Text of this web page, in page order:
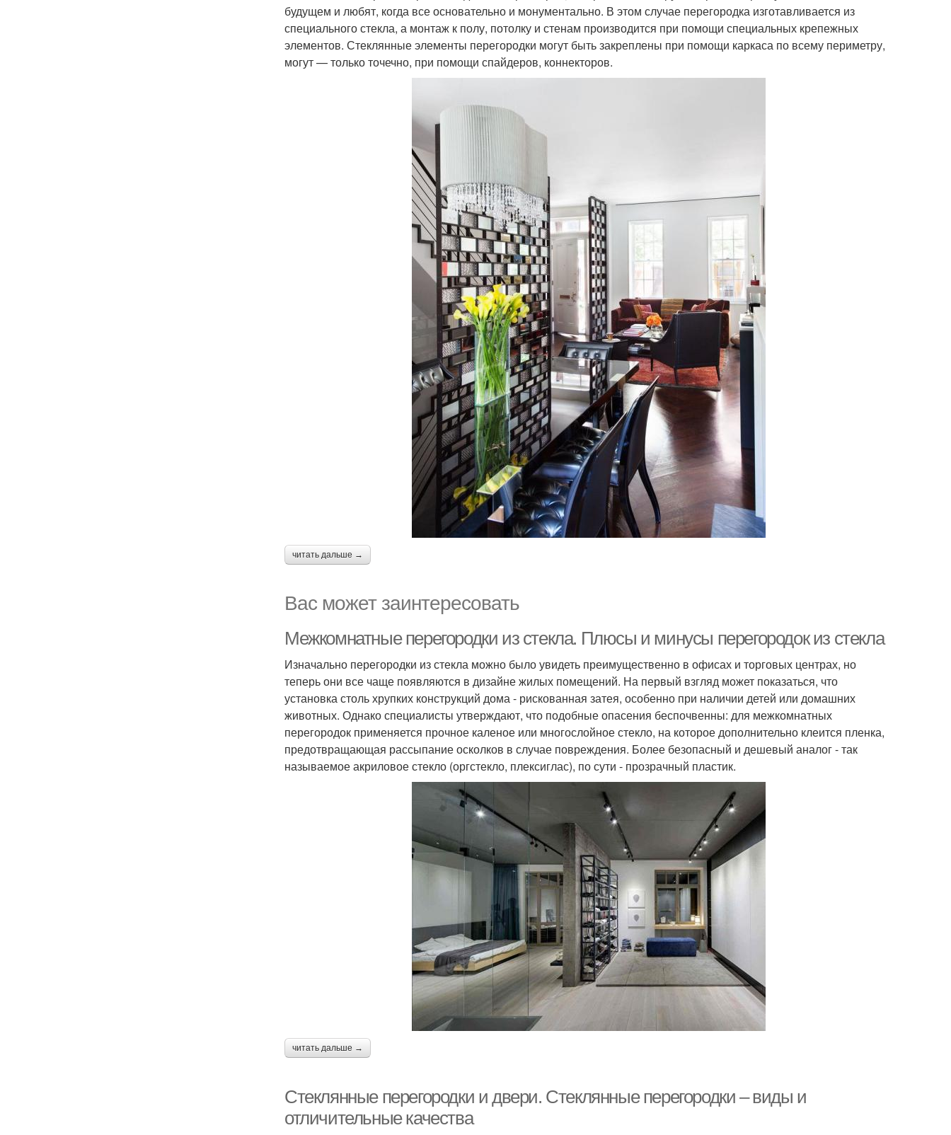
будущем и любят, когда все основательно и монументально. В этом случае перегородка изготавливается из
специального стекла, а монтаж к полу, потолку и стенам производится при помощи специальных крепежных
элементов. Стеклянные элементы перегородки могут быть закреплены при помощи каркаса по всему периметру,
могут — только точечно, при помощи спайдеров, коннекторов.
читать дальше →
Вас может заинтересовать
Межкомнатные перегородки из стекла. Плюсы и минусы перегородок из стекла
Изначально перегородки из стекла можно было увидеть преимущественно в офисах и торговых центрах, но
теперь они все чаще появляются в дизайне жилых помещений. На первый взгляд может показаться, что
установка столь хрупких конструкций дома - рискованная затея, особенно при наличии детей или домашних
животных. Однако специалисты утверждают, что подобные опасения беспочвенны: для межкомнатных
перегородок применяется прочное каленое или многослойное стекло, на которое дополнительно клеится пленка,
предотвращающая рассыпание осколков в случае повреждения. Более безопасный и дешевый аналог - так
называемое акриловое стекло (оргстекло, плексиглас), по сути - прозрачный пластик.
читать дальше →
Стеклянные перегородки и двери. Стеклянные перегородки – виды и
отличительные качества